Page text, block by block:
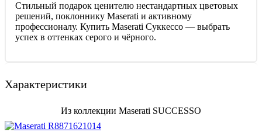
Стильный подарок ценителю нестандартных цветовых
решений, поклоннику Maserati и активному
профессионалу. Купить Maserati Суккессо — выбрать
успех в оттенках серого и чёрного.
Характеристики
Из коллекции Maserati SUCCESSO